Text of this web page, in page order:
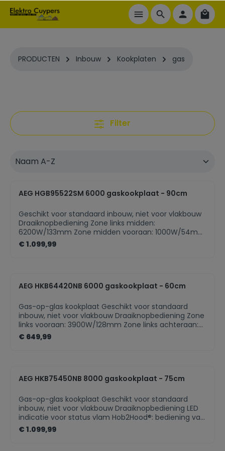
PRODUCTEN Inbouw Kookplaten gas
Filter
AEG HGB95522SM 6000 gaskookplaat - 90cm
Geschikt voor standaard inbouw, niet voor vlakbouw
Draaiknopbediening Zone links midden:
6200W/133mm Zone midden vooraan: 1000W/54mm
Zone midden achteraan: 1900W/70mm Zone rechts
vooraan: 3000W/100mm Zone rechts achteraan:
conversie kit voor butaangas Kookplaat met
Gaskookplaat
€ 1.099,99
AEG HKB64420NB 6000 gaskookplaat - 60cm
Gas-op-glas kookplaat Geschikt voor standaard
inbouw, niet voor vlakbouw Draaiknopbediening Zone
links vooraan: 3900W/128mm Zone links achteraan:
2000W/80mm Zone rechts vooraan: 1000W/65mm
Zone rechts achteraan: 2000W/80mm High
bediening Plaats bediening: Front Kleur: Zwart
€ 649,99
AEG HKB75450NB 8000 gaskookplaat - 75cm
Gas-op-glas kookplaat Geschikt voor standaard
inbouw, niet voor vlakbouw Draaiknopbediening LED
indicatie voor status vlam Hob2Hood®: bediening van
de dampkap via de kookplaat Zone links vooraan:
1850W/80mm Zone links achteraan: 1850W/80mm
€ 1.099,99